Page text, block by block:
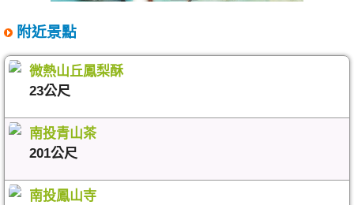
附近景點
微熱山丘鳳梨酥
23公尺
南投青山茶
201公尺
南投鳳山寺